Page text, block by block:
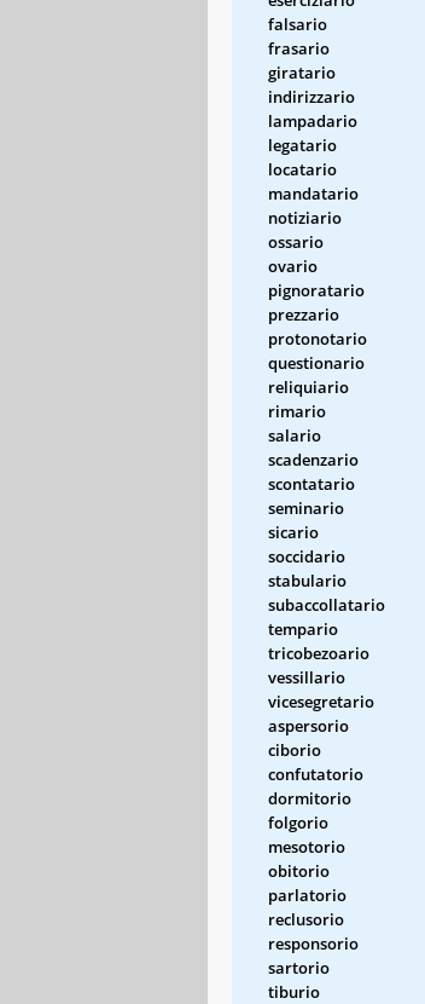
falsario
frasario
giratario
indirizzario
lampadario
legatario
locatario
mandatario
notiziario
ossario
ovario
pignoratario
prezzario
protonotario
questionario
reliquiario
rimario
salario
scadenzario
scontatario
seminario
sicario
soccidario
stabulario
subaccollatario
tempario
tricobezoario
vessillario
vicesegretario
aspersorio
ciborio
confutatorio
dormitorio
folgorio
mesotorio
obitorio
parlatorio
reclusorio
responsorio
sartorio
tiburio